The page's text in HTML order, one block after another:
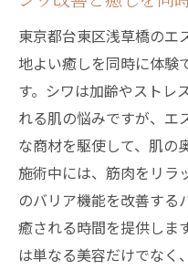
東京都台東区浅草橋のエ
地よい癒しを同時に体験
す。シワは加齢やストレ
れる肌の悩みですが、エ
な商材を駆使して、肌の
施術中には、筋肉をリラ
のバリア機能を改善する
癒される時間を提供しま
は単なる美容だけでなく